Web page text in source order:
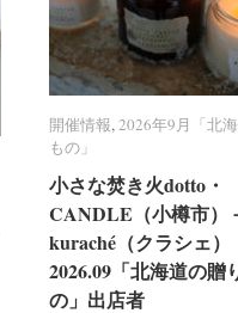
開催情報,2026年9月「北
もの」
小さな焚き火dotto・
CANDLE（小樽市）
kuraché（クラシェ）
2026.09「北海道の贈
の」出店者
開催情報 2026年9月「北
もの」
小さな焚き火dotto・
CANDLE（小樽市）
kuraché（クラシェ）
2026.09「北海道の贈
の」出店者